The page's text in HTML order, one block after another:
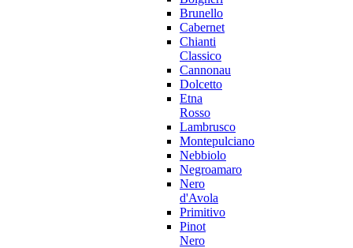
Brunello
Cabernet
Chianti
Classico
Cannonau
Dolcetto
Etna
Rosso
Lambrusco
Montepulciano
Nebbiolo
Negroamaro
Nero
d'Avola
Primitivo
Pinot
Nero